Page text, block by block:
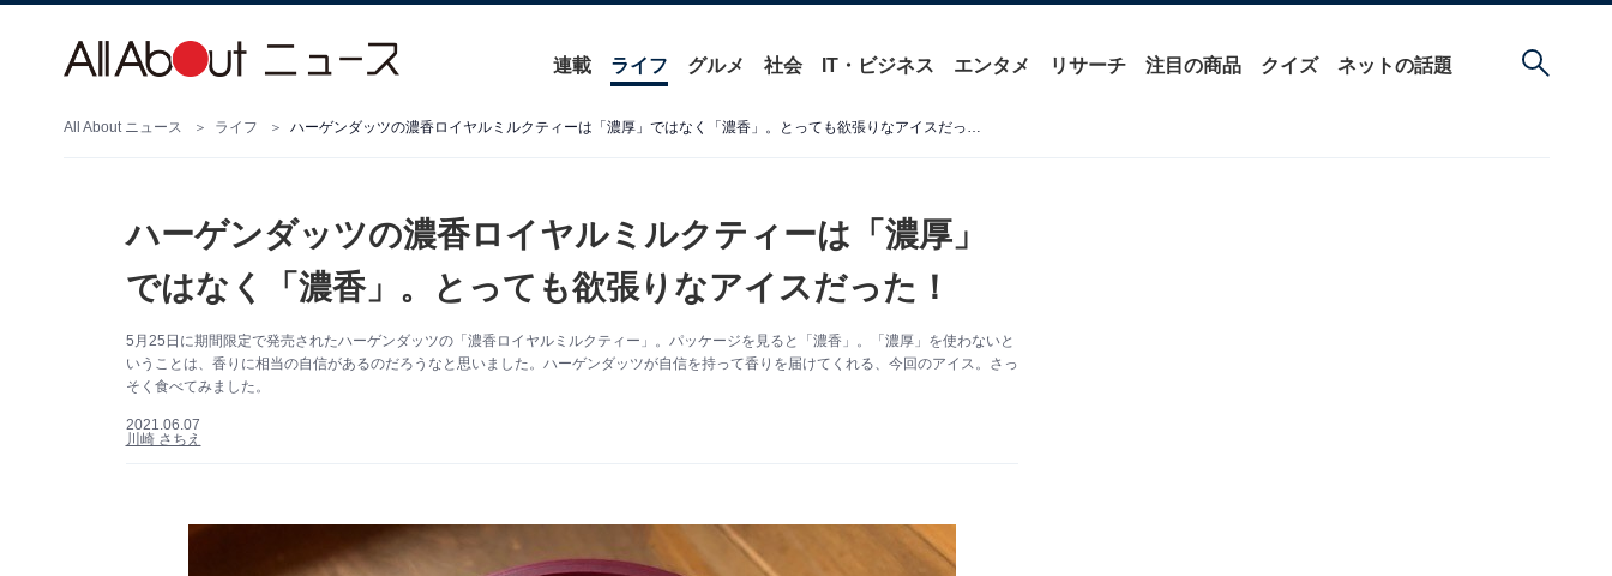
連載 ライフ グルメ 社会 IT・ビジネス エンタメ リサーチ 注目の商品 クイズ ネットの話題
All About ニュース ライフ ハーゲンダッツの濃香ロイヤルミルクティーは「濃厚」ではなく「濃香」。とっても欲張りなアイスだった！
ハーゲンダッツの濃香ロイヤルミルクティーは「濃厚」
ではなく「濃香」。とっても欲張りなアイスだった！
5月25日に期間限定で発売されたハーゲンダッツの「濃香ロイヤルミルクティー」。パッケージを見ると「濃香」。「濃厚」を使わないと
いうことは、香りに相当の自信があるのだろうなと思いました。ハーゲンダッツが自信を持って香りを届けてくれる、今回のアイス。さっ
そく食べてみました。
2021.06.07
川崎 さちえ